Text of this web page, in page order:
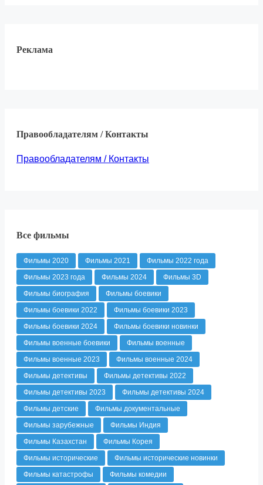
Реклама
Правообладателям / Контакты
Правообладателям / Контакты
Все фильмы
Фильмы 2020 Фильмы 2021
Фильмы 2022 года
Фильмы 2023 года
Фильмы 2024
Фильмы 3D
Фильмы биография
Фильмы боевики
Фильмы боевики 2022
Фильмы боевики 2023
Фильмы боевики 2024
Фильмы боевики новинки
Фильмы военные боевики
Фильмы военные
Фильмы военные 2023
Фильмы военные 2024
Фильмы детективы
Фильмы детективы 2022
Фильмы детективы 2023
Фильмы детективы 2024
Фильмы детские
Фильмы документальные
Фильмы зарубежные
Фильмы Индия
Фильмы Казахстан
Фильмы Корея
Фильмы исторические
Фильмы исторические новинки
Фильмы катастрофы
Фильмы комедии